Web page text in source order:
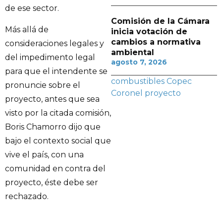
de ese sector.
Más allá de
consideraciones legales y
del impedimento legal
para que el intendente se
pronuncie sobre el
proyecto, antes que sea
visto por la citada comisión,
Boris Chamorro dijo que
bajo el contexto social que
vive el país, con una
comunidad en contra del
proyecto, éste debe ser
rechazado.
Comisión de la Cámara
inicia votación de
cambios a normativa
ambiental
agosto 7, 2026
combustibles Copec
Coronel proyecto